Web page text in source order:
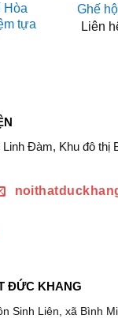
Hòa
tựa
Ghế
Liên
Đàm, Khu đô thị
ĐỨC KHANG
Sinh Liên, xã Bình